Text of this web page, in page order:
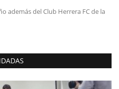
además del Club Herrera FC de la